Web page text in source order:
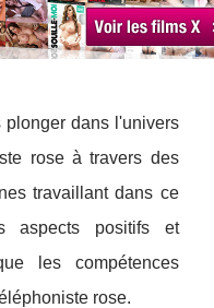
dans l'univers
rose à travers des
travaillant dans ce
aspects positifs et
les compétences
rose.